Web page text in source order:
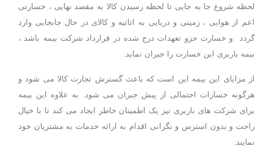
لحظه شروع جا به جایی تا لحظه رسیدن کالا به مقصد نهایی ، خسارتی
اعم از هوایی ، زمینی و دریایی به اثاثیه و کالای در حال جابجایی وارد
گردد و خسارت جزو تعهدات درج شده در قرارداد شرکت بیمه باشد ،
بیمه باربری این خسارت را جبران نماید.
از مزایای این بیمه این است که باعث گسترش تجارت کالا می شود و
هرگونه خسارات احتمالی از پیش جبران می شود. به علاوه این بیمه
برای شرکت های باربری نیز یک اطمینان خاطر ایجاد می کند تا با خیال
راحت و بدون استرس و نگرانی اقدام به ارائه خدمات به مشتریان خود
نمایند.